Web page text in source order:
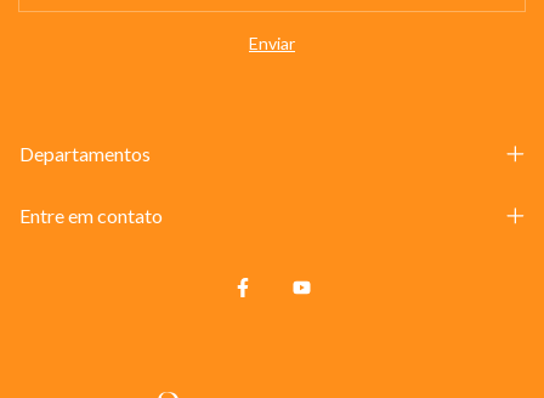
Departamentos
Entre em contato